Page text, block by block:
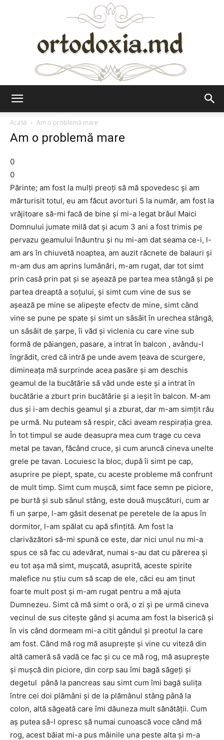
Acasă
Am o problemă mare
Am o problemă mare
0
0
Părinte; am fost la mulţi preoţi să mă spovedesc şi am
mărturisit totul, eu am făcut avorturi 5 la număr, am fost la
vrăjitoare să-mi facă de bine şi mi-a legat brâul Maici
Domnului jumate milă dat şi acum 3 ani a fost trimis pe
pervazu geamului înăuntru şi nu mi-am dat seama ce-i, l-
am ars în chiuvetă noaptea, am auzit răcnete de balauri şi
m-am dus am aprins lumânări, m-am rugat, dar tot simt
prin casă prin pat şi se aşează pe partea mea stângă şi pe
partea dreaptă a soţului, şi simt cum vine de sus se
aşează pe mine se alipeşte efectv de mine, simt când
vine se pune pe spate şi simt un sâsâit în urechea stângă,
un sâsâit de şarpe, îi văd şi viclenia cu care vine sub
formă de păiangen, pasare, a intrat în balcon , avându-l
îngrădit, cred că intră pe unde avem ţeava de scurgere,
dimineaţa mă surprinde acea pasăre şi am deschis
geamul de la bucătărie să văd unde este şi a intrat în
bucătărie a zburt prin bucătărie şi a ieşit în balcon. M-am
dus şi i-am dechis geamul şi a zburat, dar m-am simţit rău
pe urmă. Nu puteam să respir, căci aveam respiraţia grea.
În tot timpul se aude deasupra mea cum trage cu ceva
metal pe tavan, făcând cruce, şi cum aruncă cineva unelte
grele pe tavan. Locuiesc la bloc, după îi simt pe cap,
asuprire pe piept, spate, cu aceste probleme mă confrunt
de mult timp. Simt cum muşcă, simt face semn pe piciore,
pe burtă şi sub sânul stâng, este două muşcături, cum ar
fi un şarpe, l-am găsit desenat pe peretele de la apus în
dormitor, l-am spălat cu apă sfinţită. Am fost la
clarivăzători să-mi spună ce este, dar nici unul nu mi-a
spus ce să fac cu adevărat, numai s-au dat cu părerea şi
eu tot aşa mă simt, muşcată, asuprită, aceste spirite
malefice nu ştiu cum să scap de ele, căci eu am ţinut
foarte mult post şi m-am rugat pentru a mă ajuta
Dumnezeu. Simt că mă simt o oră, o zi şi pe urmă cineva
vecinul de sus citeşte gând şi acuma am fost la biserică şi
în vis când dormeam mi-a citit gândul şi preotul la care
am fost. Când mă rog mă asupreşte şi vine cu viteză din
altă cameră să vadă ce fac şi cu ce mă rog, mă asupreşte
şi muşcă din piciore, din corp sau îmi bagă săgeţi şi
degetul până la pancreas sau simt cum îmi bagă suliţa
între cei doi plămâni şi de la plămânul stâng până la
colon, altă săgeată care îmi dăuneza mult sănătăţii. Cum
aş putea să-l opresc să numai cunoască voce când mă
rog, acest băiat mi-a pus mâinile una peste alta şi m-a